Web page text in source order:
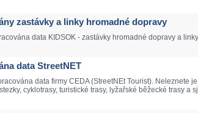
zastávky a linky hromadné dopravy
data KIDSOK - zastávky hromadné dopravy a
data StreetNET
data firmy CEDA (StreetNEt Tourist). Neleznete
cyklotrasy, turistické trasy, lyžařské běžecké trasy a